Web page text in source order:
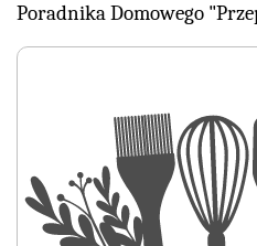
Poradnika Domowego